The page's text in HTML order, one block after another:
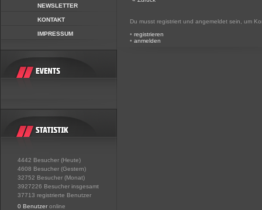
NEWSLETTER
KONTAKT
IMPRESSUM
4442 Besucher (Heute)
4608 Besucher (Gestern)
32752 Besucher (Monat)
3927226 Besucher insgesamt
37713 registrierte Benutzer
0 Benutzer online
Du musst registriert und angemeldet sein, um
• registrieren
• anmelden